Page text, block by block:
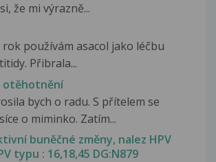
že mi výrazně...
používám asacol jako léčbu
Přibrala...
otěhotnění
bych o radu. S přítelem se
o miminko. Zatím...
buněčné změny, nalez HPV
typu : 16,18,45 DG:N879